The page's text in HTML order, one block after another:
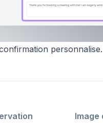
personnalise.
Image